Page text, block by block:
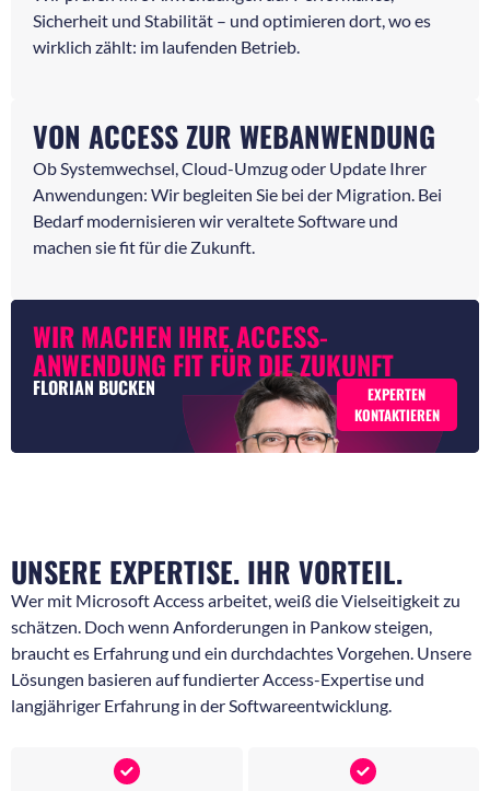
Sicherheit und Stabilität – und optimieren dort, wo es
wirklich zählt: im laufenden Betrieb.
VON ACCESS ZUR WEBANWENDUNG
Ob Systemwechsel, Cloud-Umzug oder Update Ihrer
Anwendungen: Wir begleiten Sie bei der Migration. Bei
Bedarf modernisieren wir veraltete Software und
machen sie fit für die Zukunft.
WIR MACHEN IHRE ACCESS-
ANWENDUNG FIT FÜR DIE ZUKUNFT
FLORIAN BUCKEN
EXPERTEN
KONTAKTIEREN
UNSERE EXPERTISE. IHR VORTEIL.
Wer mit Microsoft Access arbeitet, weiß die Vielseitigkeit zu
schätzen. Doch wenn Anforderungen in Pankow steigen,
braucht es Erfahrung und ein durchdachtes Vorgehen. Unsere
Lösungen basieren auf fundierter Access-Expertise und
langjähriger Erfahrung in der Softwareentwicklung.